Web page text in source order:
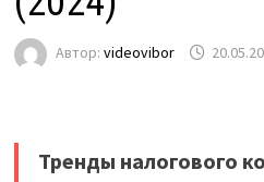
Автор: videovibor
Тренды налогового